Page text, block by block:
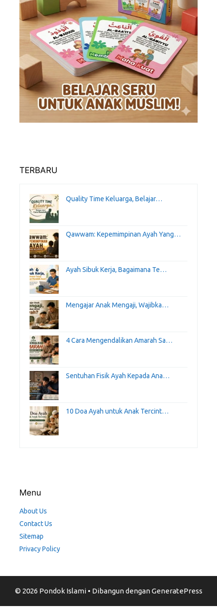
TERBARU
Quality Time Keluarga, Belajar…
Qawwam: Kepemimpinan Ayah Yang…
Ayah Sibuk Kerja, Bagaimana Te…
Mengajar Anak Mengaji, Wajibka…
4 Cara Mengendalikan Amarah Sa…
Sentuhan Fisik Ayah Kepada Ana…
10 Doa Ayah untuk Anak Tercint…
Menu
About Us
Contact Us
Sitemap
Privacy Policy
© 2026 Pondok Islami• Dibangun denganGeneratePress